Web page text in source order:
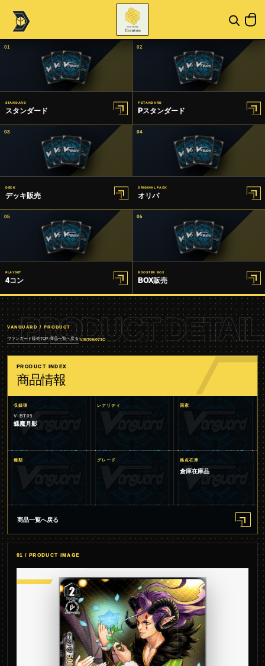
01
STANDARD
スタンダード
02
P STANDARD
Pスタンダード
03
DECK
デッキ販売
04
ORIGINAL PACK
オリパ
05
PLAYSET
4コン
06
BOOSTER BOX
BOX販売
PRODUCT DETAIL
VANGUARD / PRODUCT
ヴァンガード販売TOP/商品一覧へ戻る/V/BT09/073C
PRODUCT INDEX
商品情報
収録弾
V-BT09
蝶魔月影
レアリティ 国家
種類 グレード 拠点在庫
倉庫在庫品
商品一覧へ戻る
01 / PRODUCT IMAGE